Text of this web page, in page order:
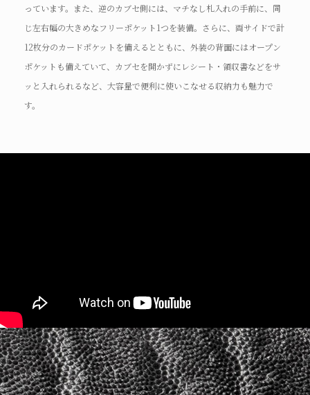
っています。また、逆のカブセ側には、マチなし札入れの手前に、同
じ左右幅の大きめなフリーポケット1つを装備。さらに、両サイドで計
12枚分のカードポケットを備えるとともに、外装の背面にはオープン
ポケットも備えていて、カブセを開かずにレシート・領収書などをサ
ッと入れられるなど、大容量で便利に使いこなせる収納力も魅力で
す。
Material